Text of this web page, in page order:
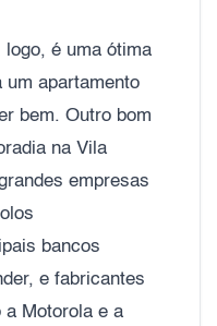
é uma ótima
um apartamento
bem. Outro bom
na Vila
empresas
bancos
e fabricantes
a Motorola e a